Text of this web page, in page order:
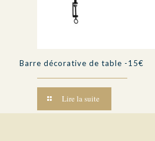
Barre décorative de table -15€
Lire la suite